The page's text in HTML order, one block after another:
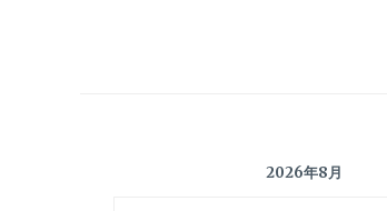
2026年8月